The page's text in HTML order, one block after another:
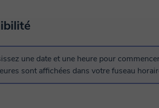
essayant de trouver un moyen de rendre
intéressé, n'hésitez pas à me contacter et
une date et une heure pour
sont affichées dans votre fuseau